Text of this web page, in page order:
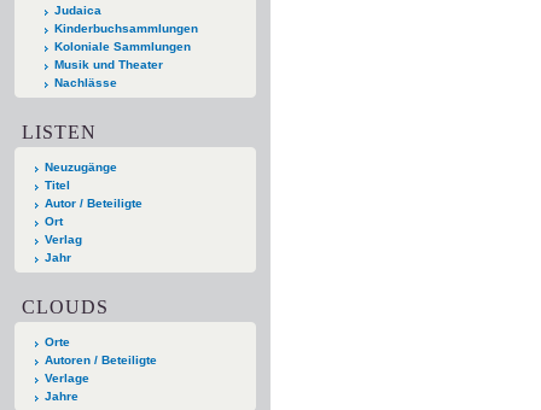
Judaica
Kinderbuchsammlungen
Koloniale Sammlungen
Musik und Theater
Nachlässe
LISTEN
Neuzugänge
Titel
Autor / Beteiligte
Ort
Verlag
Jahr
CLOUDS
Orte
Autoren / Beteiligte
Verlage
Jahre